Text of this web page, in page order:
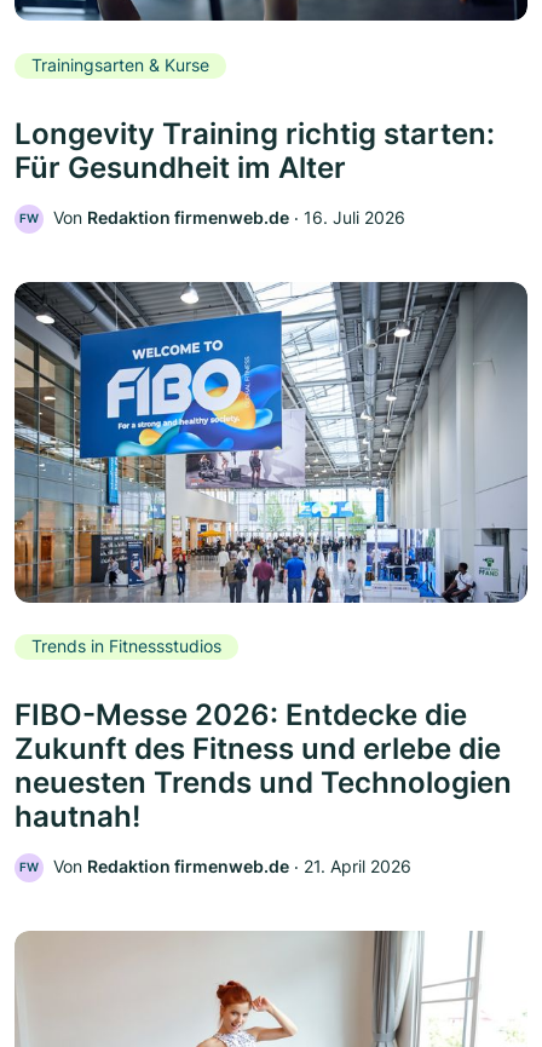
Trainingsarten & Kurse
Longevity Training richtig starten:
Für Gesundheit im Alter
FW Von Redaktion firmenweb.de ‧ 16. Juli 2026
Trends in Fitnessstudios
FIBO-Messe 2026: Entdecke die
Zukunft des Fitness und erlebe die
neuesten Trends und Technologien
hautnah!
FW Von Redaktion firmenweb.de ‧ 21. April 2026